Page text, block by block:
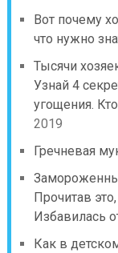
Вот почему
что нужно
Тысячи
Узнай 4
угощения.
2019
Гречневая
Прочитав
Избавилась
Как в